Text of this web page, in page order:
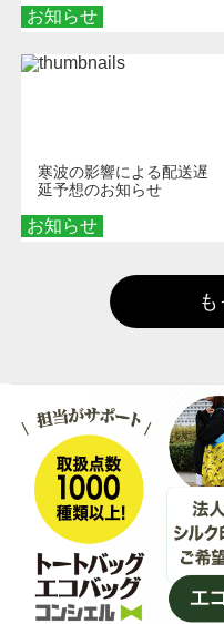
お知らせ
お知らせ
寒波の影響による配送遅
延予想のお知らせ